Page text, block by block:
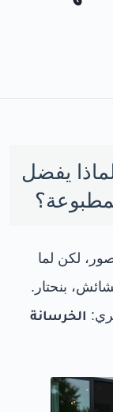
يفضل
لكن لما
بنحتار.
الخرسانة